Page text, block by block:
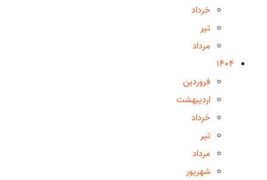
خرداد
تیر
مرداد
1404
فروردین
اردیبهشت
خرداد
تیر
مرداد
شهریور